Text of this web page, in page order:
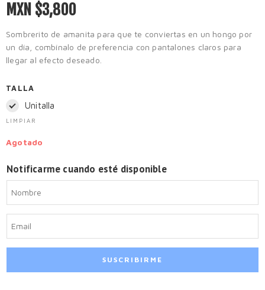
MXN $3,800
Sombrerito de amanita para que te conviertas en un hongo por
un día, combínalo de preferencia con pantalones claros para
llegar al efecto deseado.
TALLA
Unitalla
LIMPIAR
Agotado
Notificarme cuando esté disponible